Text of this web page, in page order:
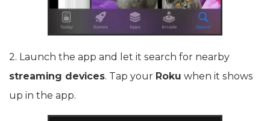
2. Launch the app and let it search for nearby
streaming devices. Tap your Roku when it shows
up in the app.